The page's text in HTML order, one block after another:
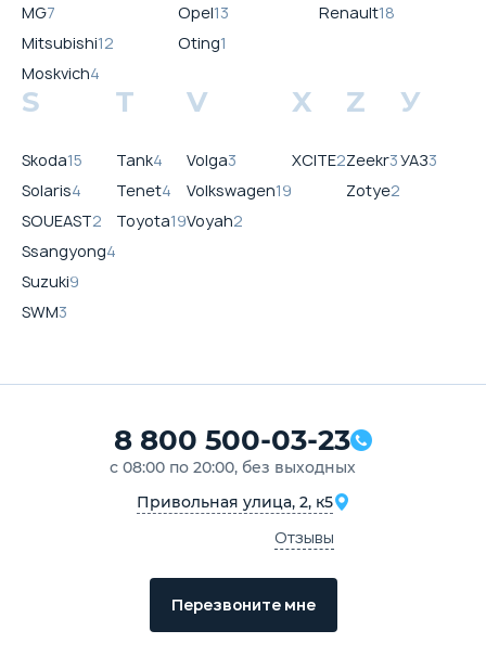
MG7
Mitsubishi12
Moskvich4
Opel13
Oting1
Renault18
S
Skoda15
Solaris4
SOUEAST2
Ssangyong4
Suzuki9
SWM3
T
Tank4
Tenet4
Toyota19
V
Volga3
Volkswagen19
Voyah2
X
XCITE2
Z
Zeekr3
Zotye2
У
УАЗ3
8 800 500-03-23
с 08:00 по 20:00, без выходных
Привольная улица, 2, к5
Отзывы
Перезвоните мне